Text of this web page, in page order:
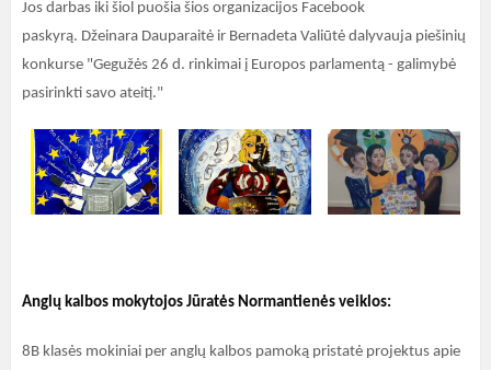
Jos darbas iki šiol puošia šios organizacijos Facebook
paskyrą. Džeinara Dauparaitė ir Bernadeta Valiūtė dalyvauja piešinių
konkurse "Gegužės 26 d. rinkimai į Europos parlamentą - galimybė
pasirinkti savo ateitį."
Anglų kalbos mokytojos Jūratės Normantienės veiklos:
8B klasės mokiniai per anglų kalbos pamoką pristatė projektus apie